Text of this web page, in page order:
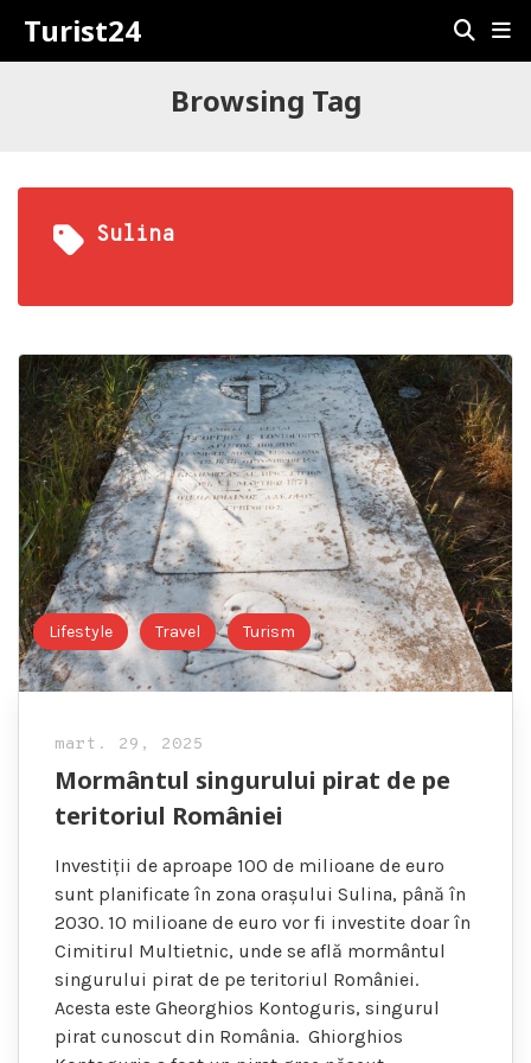
Turist24
Browsing Tag
Sulina
Lifestyle Travel Turism
mart. 29, 2025
Mormântul singurului pirat de pe
teritoriul României
Investiții de aproape 100 de milioane de euro
sunt planificate în zona orașului Sulina, până în
2030. 10 milioane de euro vor fi investite doar în
Cimitirul Multietnic, unde se află mormântul
singurului pirat de pe teritoriul României.
Acesta este Gheorghios Kontoguris, singurul
pirat cunoscut din România. Ghiorghios